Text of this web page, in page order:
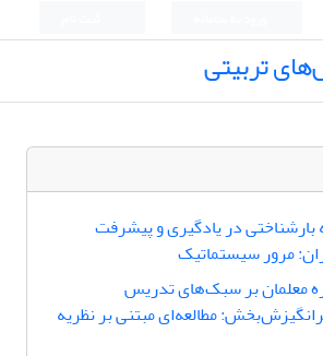
تربیتی
در یادگیری و پیشرفت
مرور سیستماتیک
معلمان بر سبک‌های تدریس
مطالعه‌ای مبتنی بر نظریه